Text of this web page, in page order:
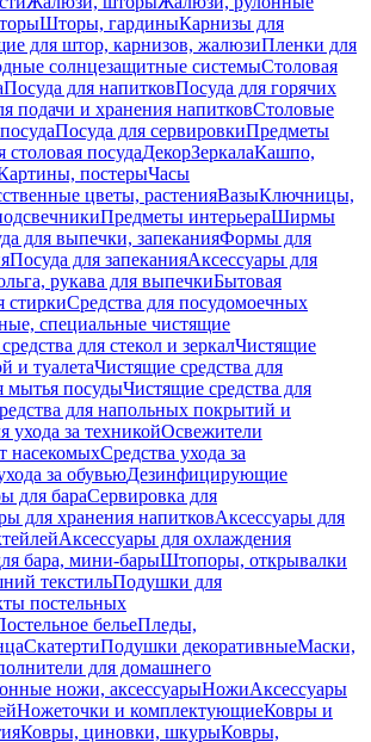
Шторы, гардиныКарнизы для
для штор, карнизов, жалюзиПленки для
солнцезащитные системыСтоловая
Посуда для напитковПосуда для горячих
подачи и хранения напитковСтоловые
Посуда для сервировкиПредметы
столовая посудаДекорЗеркалаКашпо,
постерыЧасы
цветы, растенияВазыКлючницы,
Предметы интерьераШирмы
для выпечки, запеканияФормы для
Посуда для запеканияАксессуары для
рукава для выпечкиБытовая
стиркиСредства для посудомоечных
специальные чистящие
для стекол и зеркалЧистящие
и туалетаЧистящие средства для
мытья посудыЧистящие средства для
для напольных покрытий и
ухода за техникойОсвежители
насекомыхСредства ухода за
за обувьюДезинфицирующие
для бараСервировка для
для хранения напитковАксессуары для
Аксессуары для охлаждения
бара, мини-барыШтопоры, открывалки
текстильПодушки для
постельных
бельеПледы,
СкатертиПодушки декоративныеМаски,
для домашнего
ножи, аксессуарыНожиАксессуары
Ножеточки и комплектующиеКовры и
Ковры, циновки, шкурыКовры,